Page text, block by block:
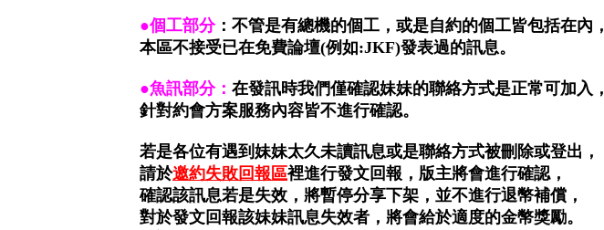
●個工部分：不管是有總機的個工，或是自約的個工皆包括在內，
本區不接受已在免費論壇(例如:JKF)發表過的訊息。
●魚訊部分： 在發訊時我們僅確認妹妹的聯絡方式是正常可加入，
針對約會方案服務內容皆不進行確認。
若是各位有遇到妹妹太久未讀訊息或是聯絡方式被刪除或登出，
請於邀約失敗回報區裡進行發文回報，版主將會進行確認，
確認該訊息若是失效，將暫停分享下架，並不進行退幣補償，
對於發文回報該妹妹訊息失效者，將會給於適度的金幣獎勵。